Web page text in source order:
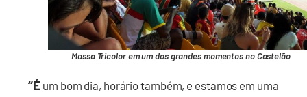
Massa Tricolor em um dos grandes momentos no Castelão
“É um bom dia, horário também, e estamos em uma